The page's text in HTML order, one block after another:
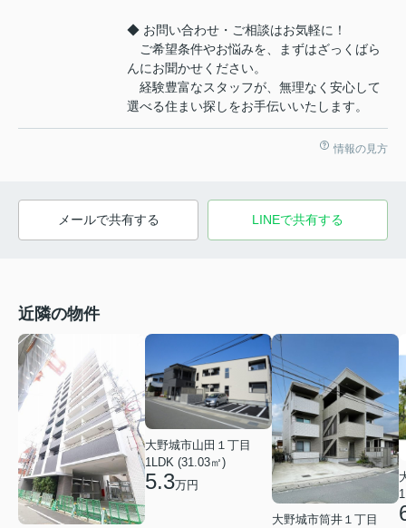
◆ お問い合わせ・ご相談はお気軽に！
ご希望条件やお悩みを、まずはざっくばら
んにお聞かせください。
経験豊富なスタッフが、無理なく安心して
選べる住まい探しをお手伝いいたします。
情報の見方
メールで共有する LINEで共有する
近隣の物件
大野城市山田１丁目
1LDK (31.03㎡)
5.3万円
大野城市筒井１丁目